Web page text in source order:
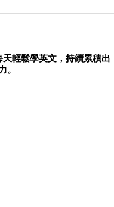
輕鬆學英文，持續累積出
。